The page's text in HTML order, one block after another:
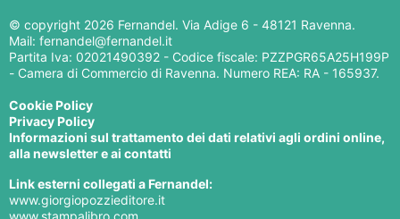
© copyright 2026 Fernandel. Via Adige 6 - 48121 Ravenna.
Mail: fernandel@fernandel.it
Partita Iva: 02021490392 - Codice fiscale: PZZPGR65A25H199P
- Camera di Commercio di Ravenna. Numero REA: RA - 165937.
Cookie Policy
Privacy Policy
Informazioni sul trattamento dei dati relativi agli ordini online,
alla newsletter e ai contatti
Link esterni collegati a Fernandel:
www.giorgiopozzieditore.it
www.stampalibro.com